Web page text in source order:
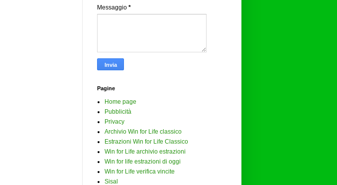
Messaggio *
Pagine
Home page
Pubblicità
Privacy
Archivio Win for Life classico
Estrazioni Win for Life Classico
Win for Life archivio estrazioni
Win for life estrazioni di oggi
Win for Life verifica vincite
Sisal